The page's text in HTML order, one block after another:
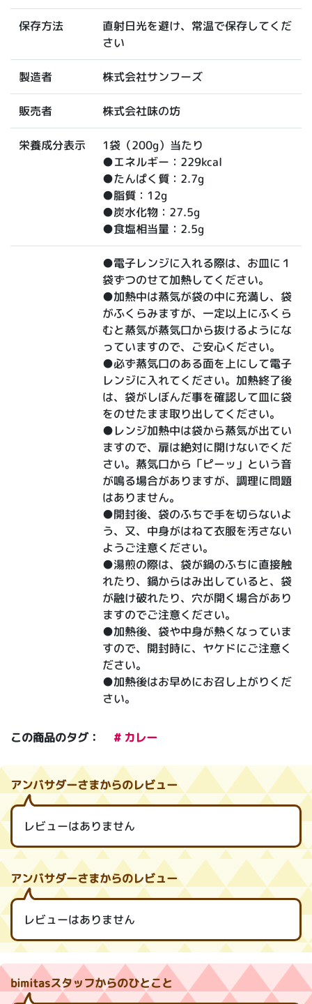
保存方法 直射日光を避け、常温で保存してくだ
さい
製造者 株式会社サンフーズ
販売者 株式会社味の坊
栄養成分表示 1袋（200g）当たり
●エネルギー：229kcal
●たんぱく質：2.7g
●脂質：12g
●炭水化物：27.5g
●食塩相当量：2.5g
●電子レンジに入れる際は、お皿に１
袋ずつのせて加熱してください。
●加熱中は蒸気が袋の中に充満し、袋
がふくらみますが、一定以上にふくら
むと蒸気が蒸気口から抜けるようにな
っていますので、ご安心ください。
●必ず蒸気口のある面を上にして電子
レンジに入れてください。加熱終了後
は、袋がしぼんだ事を確認して皿に袋
をのせたまま取り出してください。
●レンジ加熱中は袋から蒸気が出てい
ますので、扉は絶対に開けないでくだ
さい。蒸気口から「ピーッ」という音
が鳴る場合がありますが、調理に問題
はありません。
●開封後、袋のふちで手を切らないよ
う、又、中身がはねて衣服を汚さない
ようご注意ください。
●湯煎の際は、袋が鍋のふちに直接触
れたり、鍋からはみ出していると、袋
が融け破れたり、穴が開く場合があり
ますのでご注意ください。
●加熱後、袋や中身が熱くなっていま
すので、開封時に、ヤケドにご注意く
ださい。
●加熱後はお早めにお召し上がりくだ
さい。
この商品のタグ： # カレー
アンバサダーさまからのレビュー
レビューはありません
アンバサダーさまからのレビュー
レビューはありません
bimitasスタッフからのひとこと